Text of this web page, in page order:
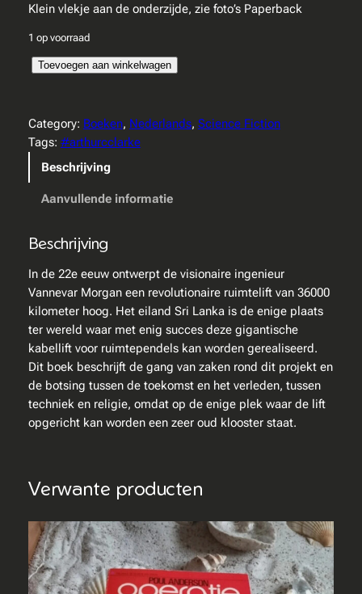
Klein vlekje aan de onderzijde, zie foto’s Paperback
1 op voorraad
h
u
r
k
e
–
D
e
f
o
n
t
e
a
n
h
Toevoegen aan winkelwagen
Category: Boeken, Nederlands, Science Fiction
Tags: #arthurcclarke
Beschrijving
Aanvullende informatie
Beschrijving
In de 22e eeuw ontwerpt de visionaire ingenieur
Vannevar Morgan een revolutionaire ruimtelift van 36000
kilometer hoog. Het eiland Sri Lanka is de enige plaats
ter wereld waar met enig succes deze gigantische
kabellift voor ruimtependels kan worden gerealiseerd.
Dit boek beschrijft de gang van zaken rond dit projekt en
de botsing tussen de toekomst en het verleden, tussen
techniek en religie, omdat op de enige plek waar de lift
opgericht kan worden een zeer oud klooster staat.
Verwante producten